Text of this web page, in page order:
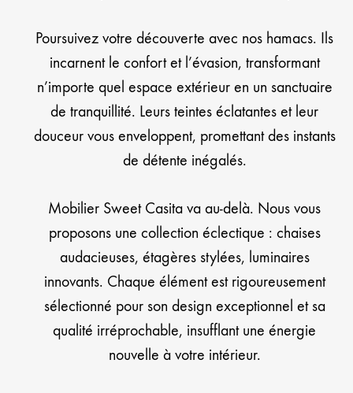
Poursuivez votre découverte avec nos hamacs. Ils
incarnent le confort et l’évasion, transformant
n’importe quel espace extérieur en un sanctuaire
de tranquillité. Leurs teintes éclatantes et leur
douceur vous enveloppent, promettant des instants
de détente inégalés.
Mobilier Sweet Casita va au-delà. Nous vous
proposons une collection éclectique : chaises
audacieuses, étagères stylées, luminaires
innovants. Chaque élément est rigoureusement
sélectionné pour son design exceptionnel et sa
qualité irréprochable, insufflant une énergie
nouvelle à votre intérieur.